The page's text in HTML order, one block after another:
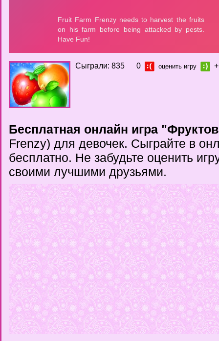
Сыграли: 835 0 оценить игру
Бесплатная онлайн игра
Frenzy) для девочек. Сыграйте в
бесплатно. Не забудьте оценить
своими лучшими друзьями.